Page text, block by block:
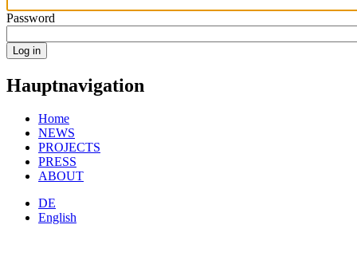
Password
Hauptnavigation
Home
NEWS
PROJECTS
PRESS
ABOUT
DE
English